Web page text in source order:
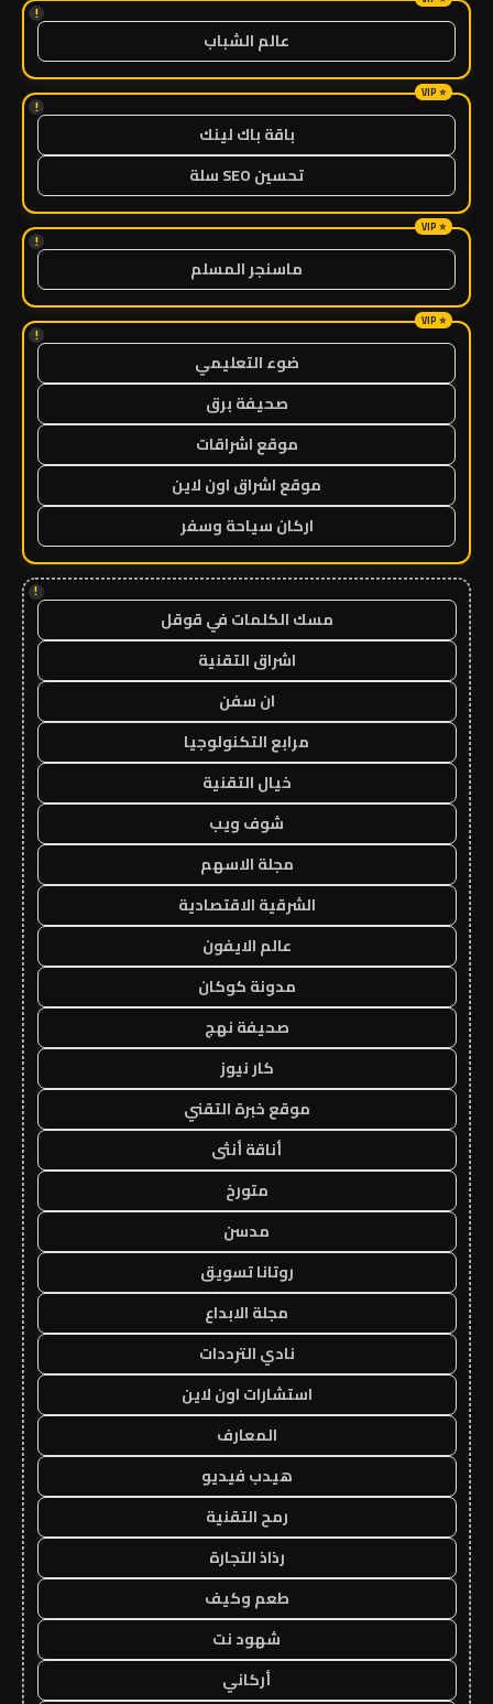
!
عالم الشباب
!
باقة باك لينك
تحسين SEO سلة
!
ماسنجر المسلم
!
ضوء التعليمي
صحيفة برق
موقع اشراقات
موقع اشراق اون لاين
اركان سياحة وسفر
!
مسك الكلمات في قوقل
اشراق التقنية
ان سفن
مرابع التكنولوجيا
خيال التقنية
شوف ويب
مجلة الاسهم
الشرقية الاقتصادية
عالم الايفون
مدونة كوكان
صحيفة نهج
كار نيوز
موقع خبرة التقني
أناقة أنثى
متورخ
مدسن
روتانا تسويق
مجلة الابداع
نادي الترددات
استشارات اون لاين
المعارف
هيدب فيديو
رمح التقنية
رذاذ التجارة
طعم وكيف
شهود نت
أركاني